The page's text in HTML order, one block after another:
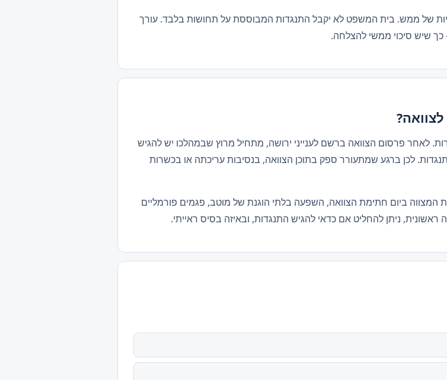
של ממש. בית המשפט לא יקבל התנגדות המבוססת על תחושות בלבד. עורך
כך שיש סיכוי ממשי להצלחה.
לאחר פרסום הצוואה ברשם לענייני ירושה, מתחיל מרוץ שבמהלכו יש להגיש
לכן ברגע שמתעורר ספק בתוכן הצוואה, בנסיבות עריכתה או בכשרות
המצווה ביום חתימת הצוואה, השפעה בלתי הוגנת של מוטב, פגמים פורמליים
ניתן להחליט אם כדאי להגיש התנגדות, ובאיזה בסיס ראייתי.